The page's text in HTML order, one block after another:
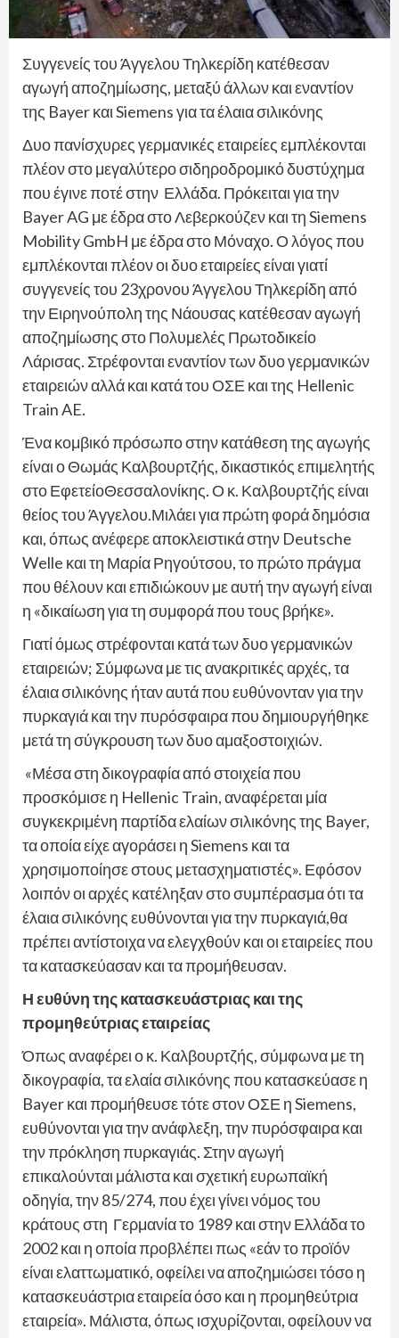
Συγγενείς του Άγγελου Τηλκερίδη κατέθεσαν
αγωγή αποζημίωσης, μεταξύ άλλων και εναντίον
της Bayer και Siemens για τα έλαια σιλικόνης
Δυο πανίσχυρες γερμανικές εταιρείες εμπλέκονται
πλέον στο μεγαλύτερο σιδηροδρομικό δυστύχημα
που έγινε ποτέ στην Ελλάδα. Πρόκειται για την
Bayer AG με έδρα στο Λεβερκούζεν και τη Siemens
Mobility GmbH με έδρα στο Μόναχο. Ο λόγος που
εμπλέκονται πλέον οι δυο εταιρείες είναι γιατί
συγγενείς του 23χρονου Άγγελου Τηλκερίδη από
την Ειρηνούπολη της Νάουσας κατέθεσαν αγωγή
αποζημίωσης στο Πολυμελές Πρωτοδικείο
Λάρισας. Στρέφονται εναντίον των δυο γερμανικών
εταιρειών αλλά και κατά του ΟΣΕ και της Hellenic
Train AE.
Ένα κομβικό πρόσωπο στην κατάθεση της αγωγής
είναι ο Θωμάς Καλβουρτζής, δικαστικός επιμελητής
στο ΕφετείοΘεσσαλονίκης. Ο κ. Καλβουρτζής είναι
θείος του Άγγελου.Μιλάει για πρώτη φορά δημόσια
και, όπως ανέφερε αποκλειστικά στην Deutsche
Welle και τη Μαρία Ρηγούτσου, το πρώτο πράγμα
που θέλουν και επιδιώκουν με αυτή την αγωγή είναι
η «δικαίωση για τη συμφορά που τους βρήκε».
Γιατί όμως στρέφονται κατά των δυο γερμανικών
εταιρειών; Σύμφωνα με τις ανακριτικές αρχές, τα
έλαια σιλικόνης ήταν αυτά που ευθύνονταν για την
πυρκαγιά και την πυρόσφαιρα που δημιουργήθηκε
μετά τη σύγκρουση των δυο αμαξοστοιχιών.
«Μέσα στη δικογραφία από στοιχεία που
προσκόμισε η Hellenic Train, αναφέρεται μία
συγκεκριμένη παρτίδα ελαίων σιλικόνης της Bayer,
τα οποία είχε αγοράσει η Siemens και τα
χρησιμοποίησε στους μετασχηματιστές». Εφόσον
λοιπόν οι αρχές κατέληξαν στο συμπέρασμα ότι τα
έλαια σιλικόνης ευθύνονται για την πυρκαγιά,θα
πρέπει αντίστοιχα να ελεγχθούν και οι εταιρείες που
τα κατασκεύασαν και τα προμήθευσαν.
Η ευθύνη της κατασκευάστριας και της
προμηθεύτριας εταιρείας
Όπως αναφέρει ο κ. Καλβουρτζής, σύμφωνα με τη
δικογραφία, τα ελαία σιλικόνης που κατασκεύασε η
Bayer και προμήθευσε τότε στον ΟΣΕ η Siemens,
ευθύνονται για την ανάφλεξη, την πυρόσφαιρα και
την πρόκληση πυρκαγιάς. Στην αγωγή
επικαλούνται μάλιστα και σχετική ευρωπαϊκή
οδηγία, την 85/274, που έχει γίνει νόμος του
κράτους στη Γερμανία το 1989 και στην Ελλάδα το
2002 και η οποία προβλέπει πως «εάν το προϊόν
είναι ελαττωματικό, οφείλει να αποζημιώσει τόσο η
κατασκευάστρια εταιρεία όσο και η προμηθεύτρια
εταιρεία». Μάλιστα, όπως ισχυρίζονται, οφείλουν να